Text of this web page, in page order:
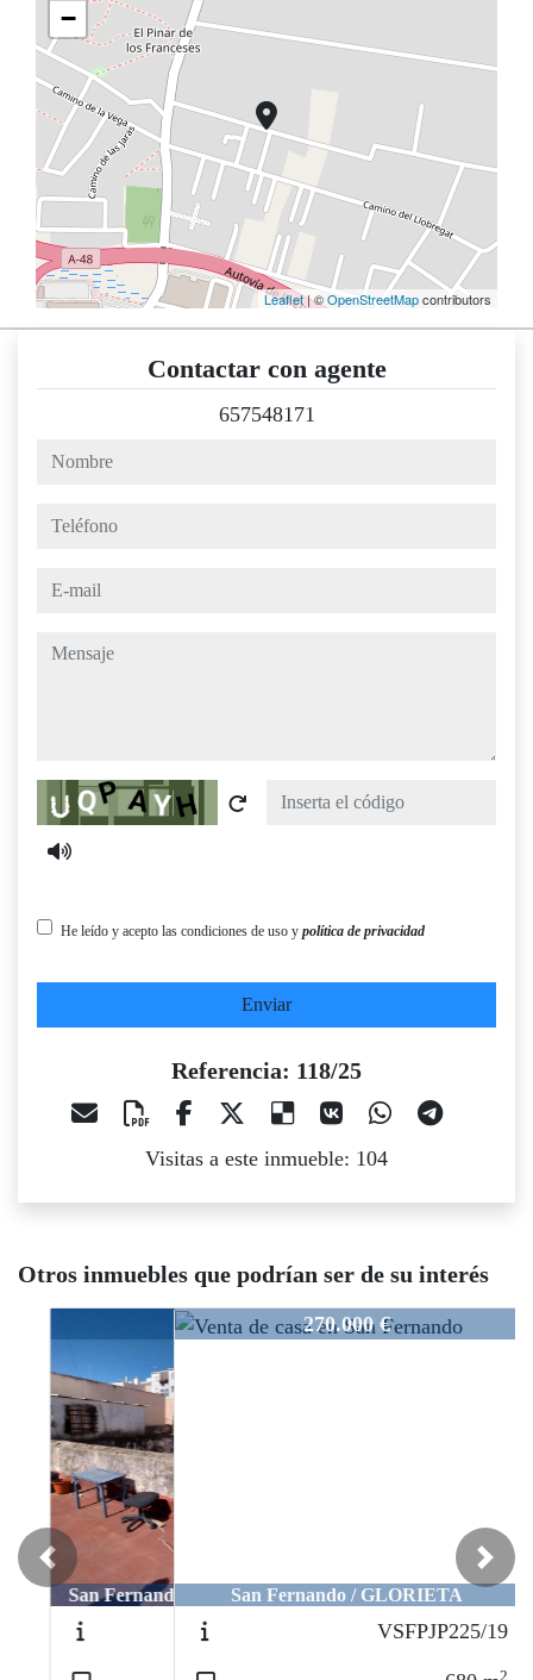
−
Leaflet| ©OpenStreetMapcontributors
Contactar con agente
657548171
nombre
teléfono
e-mail
mensaje
Captcha
He leído y acepto las condiciones de uso y política de privacidad
Enviar
Referencia: 118/25
Visitas a este inmueble: 104
Otros inmuebles que podrían ser de su interés
270.000 €
San Fernando / GLORIETA
VSFPJP225/19
Previous Next